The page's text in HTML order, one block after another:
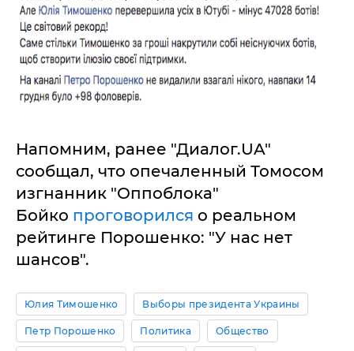
Напомним, ранее "Диалог.UA"
сообщал, что опечаленный Томосом
изгнанник "Оппоблока"
Бойко проговорился о реальном
рейтинге Порошенко: "У нас нет
шансов".
Юлия Тимошенко Выборы президента Украины
Петр Порошенко Политика Общество